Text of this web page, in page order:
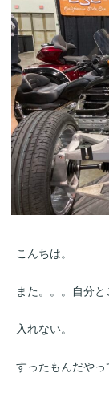
こんちは。
また。。。自分と
入れない。
すったもんだやっ